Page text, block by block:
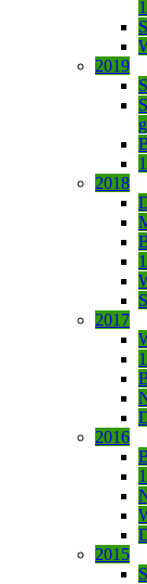
2019
2018
2017
2016
2015